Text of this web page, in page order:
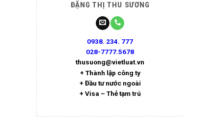
ĐẶNG THỊ THU SƯƠNG
0938. 234. 777
028-7777.5678
thusuong@vietluat.vn
+ Thành lập công ty
+ Đầu tư nước ngoài
+ Visa – Thẻ tạm trú